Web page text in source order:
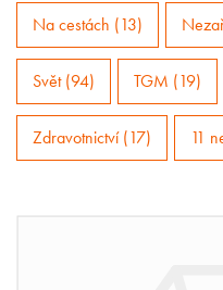
Na cestách (13)
Svět (94) TGM (19)
Zdravotnictví (17) 11